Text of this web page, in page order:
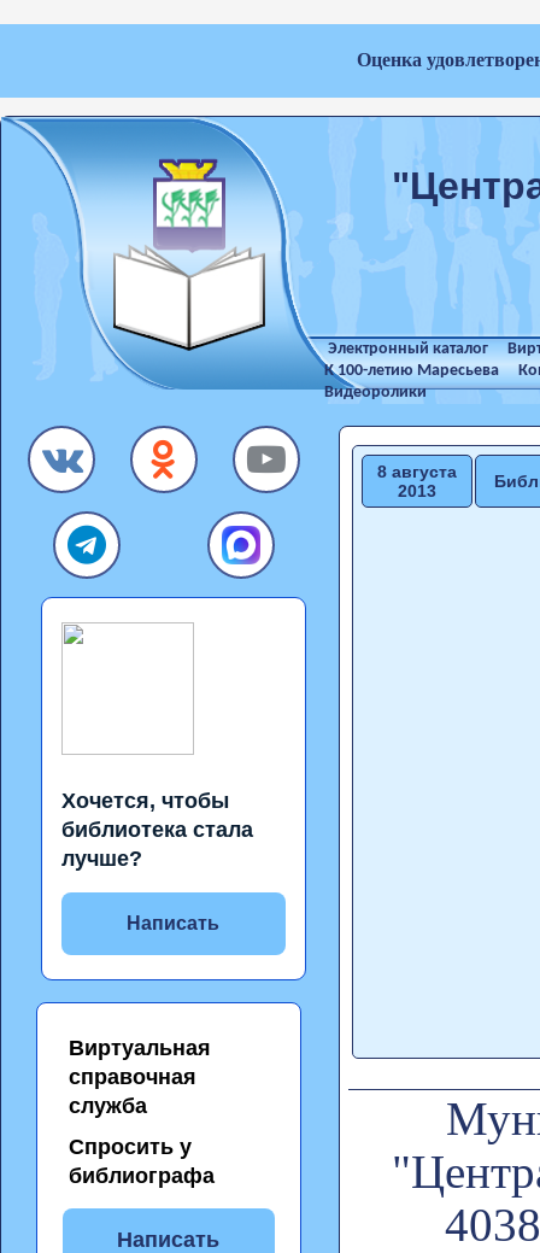
Оценка
Электронный каталог
К 100-летию Маресьева
Видеоролики
Хочется, чтобы
библиотека стала
лучше?
Написать
Виртуальная
справочная
служба
Спросить у
библиографа
Написать
8 августа
2013